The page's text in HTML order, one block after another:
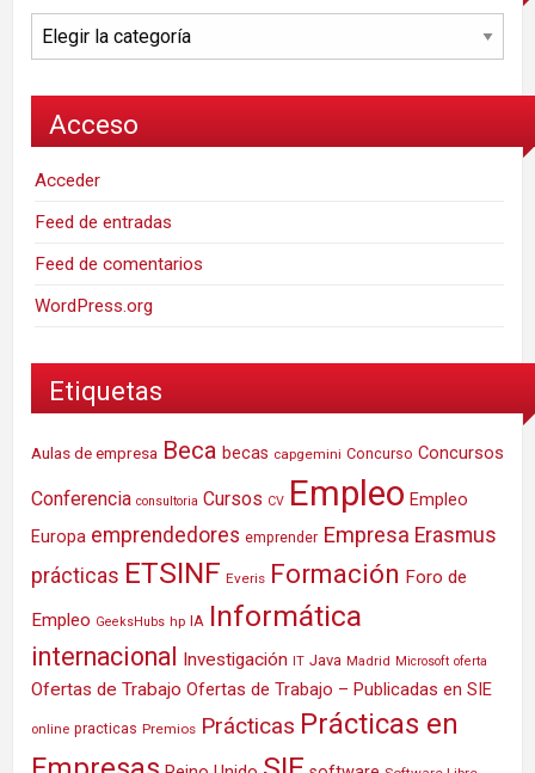
Categorías
Acceso
Acceder
Feed de entradas
Feed de comentarios
WordPress.org
Etiquetas
Aulas de empresa Beca becas capgemini Concurso Concursos
Conferencia consultoria Cursos CV Empleo Empleo
Europa emprendedores emprender Empresa Erasmus
prácticas ETSINF Everis Formación Foro de
Empleo GeeksHubs hp IA Informática
internacional Investigación IT Java Madrid Microsoft oferta
Ofertas de Trabajo Ofertas de Trabajo – Publicadas en SIE
online practicas Premios Prácticas Prácticas en